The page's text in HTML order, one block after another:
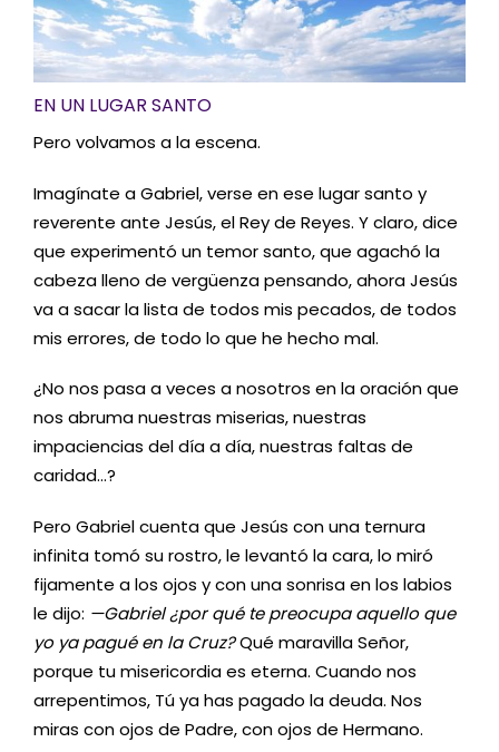
EN UN LUGAR SANTO
Pero volvamos a la escena.
Imagínate a Gabriel, verse en ese lugar santo y
reverente ante Jesús, el Rey de Reyes. Y claro, dice
que experimentó un temor santo, que agachó la
cabeza lleno de vergüenza pensando, ahora Jesús
va a sacar la lista de todos mis pecados, de todos
mis errores, de todo lo que he hecho mal.
¿No nos pasa a veces a nosotros en la oración que
nos abruma nuestras miserias, nuestras
impaciencias del día a día, nuestras faltas de
caridad…?
Pero Gabriel cuenta que Jesús con una ternura
infinita tomó su rostro, le levantó la cara, lo miró
fijamente a los ojos y con una sonrisa en los labios
le dijo: —Gabriel ¿por qué te preocupa aquello que
yo ya pagué en la Cruz?Qué maravilla Señor,
porque tu misericordia es eterna. Cuando nos
arrepentimos, Tú ya has pagado la deuda. Nos
miras con ojos de Padre, con ojos de Hermano.